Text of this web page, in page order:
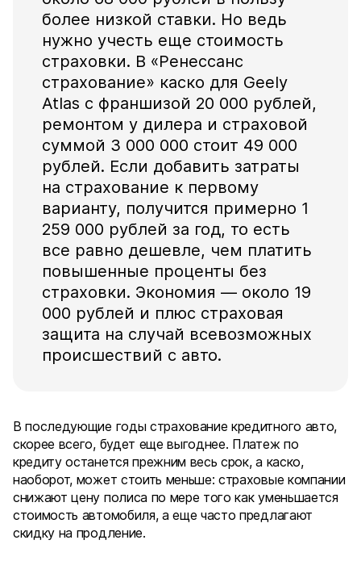
более низкой ставки. Но ведь
нужно учесть еще стоимость
страховки. В «Ренессанс
страхование» каско для Geely
Atlas с франшизой 20 000 рублей,
ремонтом у дилера и страховой
суммой 3 000 000 стоит 49 000
рублей. Если добавить затраты
на страхование к первому
варианту, получится примерно 1
259 000 рублей за год, то есть
все равно дешевле, чем платить
повышенные проценты без
страховки. Экономия — около 19
000 рублей и плюс страховая
защита на случай всевозможных
происшествий с авто.
В последующие годы страхование кредитного авто,
скорее всего, будет еще выгоднее. Платеж по
кредиту останется прежним весь срок, а каско,
наоборот, может стоить меньше: страховые компании
снижают цену полиса по мере того как уменьшается
стоимость автомобиля, а еще часто предлагают
скидку на продление.